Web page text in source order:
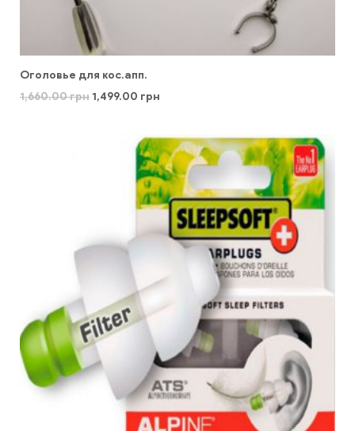
Оголовье для кос.апп.
1,660.00грн1,499.00 грн